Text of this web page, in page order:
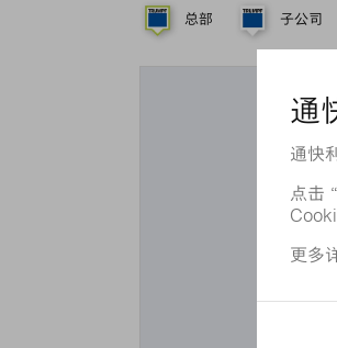
总部 子公司